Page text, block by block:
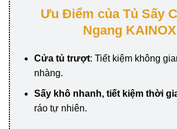
Ưu Điểm của Tủ Sấy
Ngang
Cửa tủ trượt: Tiết kiệm không
nhàng.
Sấy khô nhanh, tiết kiệm thời
ráo tự nhiên.